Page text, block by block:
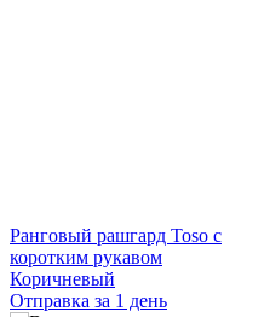
Ранговый рашгард Toso с
коротким рукавом
Коричневый
Отправка за 1 день